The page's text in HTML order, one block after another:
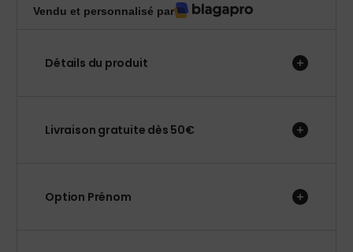
Vendu et personnalisé par
Détails du produit
Livraison gratuite dès 50€
Option Prénom